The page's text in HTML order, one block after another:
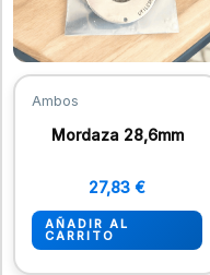
Ambos
Mordaza 28,6mm
27,83 €
AÑADIR AL
CARRITO